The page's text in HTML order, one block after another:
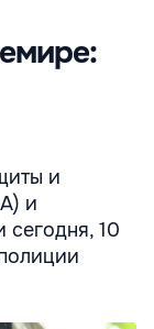
и
и
10